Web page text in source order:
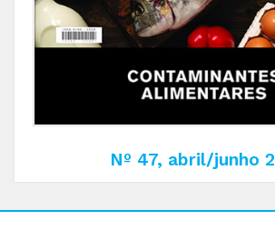
Nº 47, abril/junho